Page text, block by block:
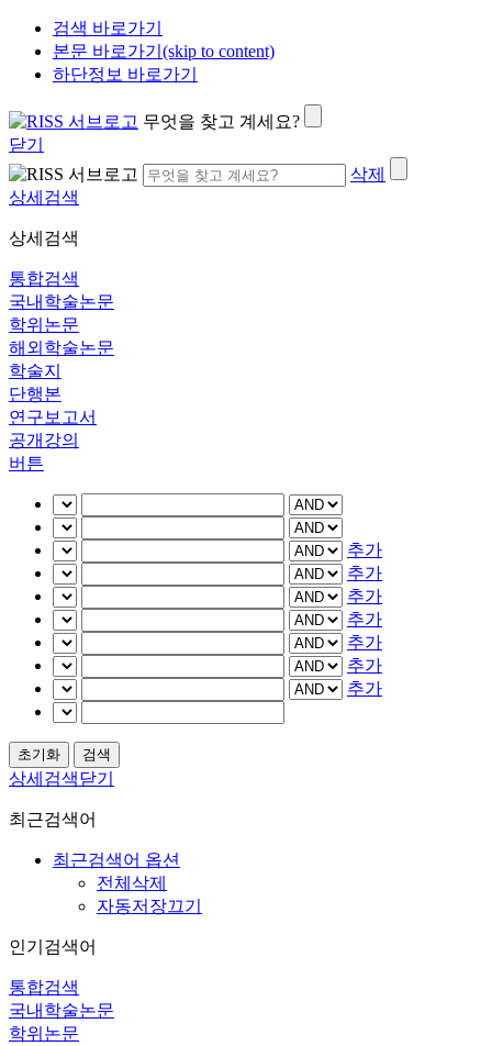
검색 바로가기
본문 바로가기(skip to content)
하단정보 바로가기
무엇을 찾고 계세요?
닫기
삭제
상세검색
상세검색
통합검색
국내학술논문
학위논문
해외학술논문
학술지
단행본
연구보고서
공개강의
버튼
추가
추가
추가
추가
추가
추가
추가
상세검색닫기
최근검색어
최근검색어 옵션
전체삭제
자동저장끄기
인기검색어
통합검색
국내학술논문
학위논문